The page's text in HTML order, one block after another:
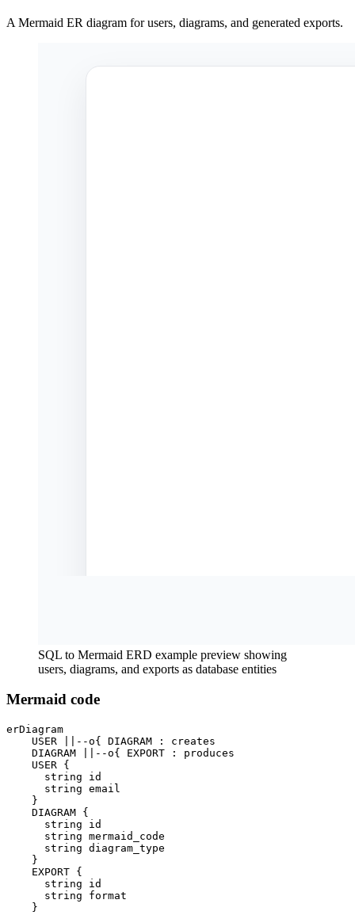
A Mermaid ER diagram for users, diagrams, and generated exports.
SQL to Mermaid ERD example preview showing
users, diagrams, and exports as database entities
Mermaid code
erDiagram
    USER ||--o{ DIAGRAM : creates
    DIAGRAM ||--o{ EXPORT : produces
    USER {
      string id
      string email
    }
    DIAGRAM {
      string id
      string mermaid_code
      string diagram_type
    }
    EXPORT {
      string id
      string format
    }